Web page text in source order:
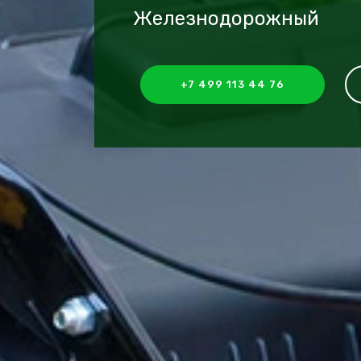
Железнодорожный
+7 499 113 44 76